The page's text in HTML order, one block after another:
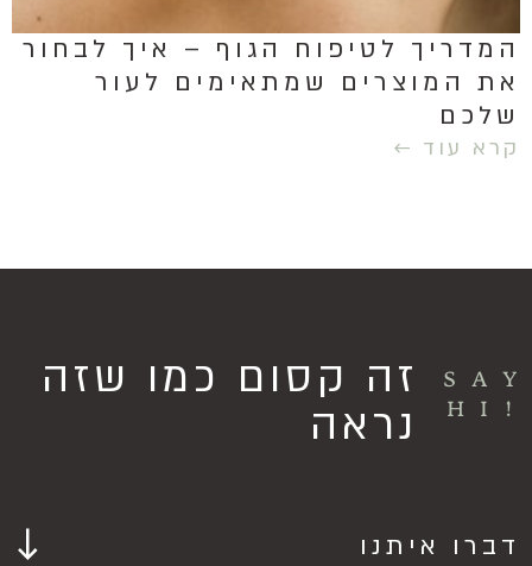
המדריך לטיפוח הגוף – איך לבחור
את המוצרים שמתאימים לעור
שלכם
קרא עוד ←
SAY
!HI
זה קסום כמו שזה
נראה
דברו איתנו